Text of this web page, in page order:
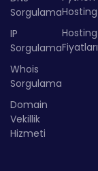
Sorgulama
IP
Sorgulama
Whois
Sorgulama
Domain
Vekillik
Hizmeti
Hosting
Hosting
Fiyatları